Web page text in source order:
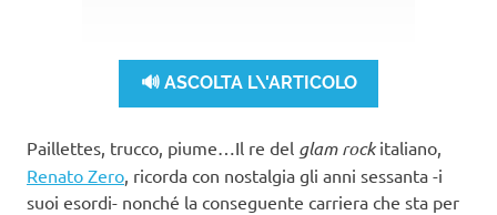
🔊 ASCOLTA L\'ARTICOLO
Paillettes, trucco, piume…Il re del glam rockitaliano,
Renato Zero , ricorda con nostalgia gli anni sessanta -i
suoi esordi- nonché la conseguente carriera che sta per